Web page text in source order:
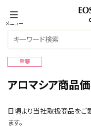
メニュー
重要
アロマシア商品
日頃より当社取扱商品をご
ます。